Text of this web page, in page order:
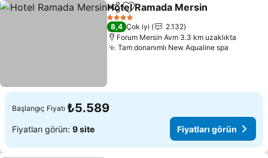
PaylaşFavorilerime ekle
Hotel Ramada Mersin
4 Yıldız
8,4 Çok iyi
2.132
Forum Mersin Avm 3.3 km uzaklıkta
Tam donanımlı New Aqualine spa
Başlangıç Fiyatı ₺5.589
Fiyatları görün: 9 site Fiyatları görün